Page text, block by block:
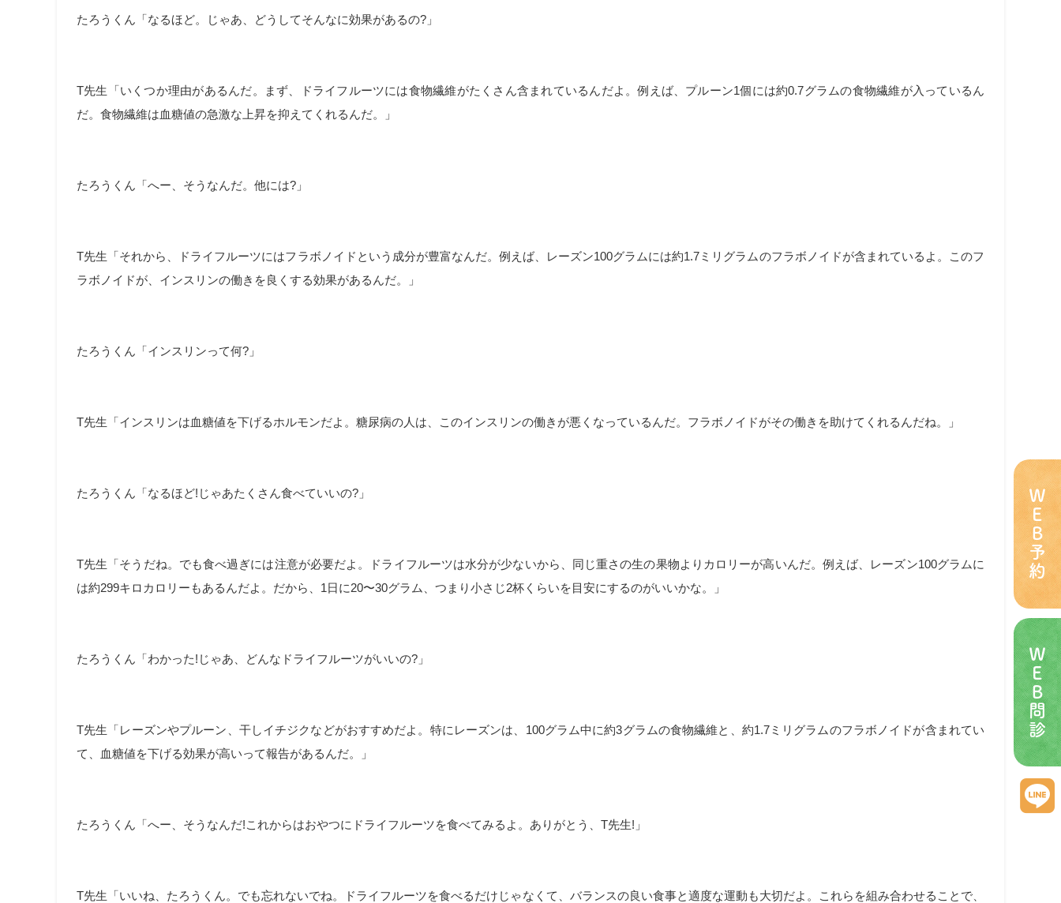
ＷＥＢ予約
ＷＥＢ問診
たろうくん「なるほど。じゃあ、どうしてそんなに効果があるの?」
T先生「いくつか理由があるんだ。まず、ドライフルーツには食物繊維がたくさん含まれているんだよ。例えば、プルーン1個には約0.7グラムの食物繊維が入っているん
だ。食物繊維は血糖値の急激な上昇を抑えてくれるんだ。」
たろうくん「へー、そうなんだ。他には?」
T先生「それから、ドライフルーツにはフラボノイドという成分が豊富なんだ。例えば、レーズン100グラムには約1.7ミリグラムのフラボノイドが含まれているよ。このフ
ラボノイドが、インスリンの働きを良くする効果があるんだ。」
たろうくん「インスリンって何?」
T先生「インスリンは血糖値を下げるホルモンだよ。糖尿病の人は、このインスリンの働きが悪くなっているんだ。フラボノイドがその働きを助けてくれるんだね。」
たろうくん「なるほど!じゃあたくさん食べていいの?」
T先生「そうだね。でも食べ過ぎには注意が必要だよ。ドライフルーツは水分が少ないから、同じ重さの生の果物よりカロリーが高いんだ。例えば、レーズン100グラムに
は約299キロカロリーもあるんだよ。だから、1日に20〜30グラム、つまり小さじ2杯くらいを目安にするのがいいかな。」
たろうくん「わかった!じゃあ、どんなドライフルーツがいいの?」
T先生「レーズンやプルーン、干しイチジクなどがおすすめだよ。特にレーズンは、100グラム中に約3グラムの食物繊維と、約1.7ミリグラムのフラボノイドが含まれてい
て、血糖値を下げる効果が高いって報告があるんだ。」
たろうくん「へー、そうなんだ!これからはおやつにドライフルーツを食べてみるよ。ありがとう、T先生!」
T先生「いいね、たろうくん。でも忘れないでね。ドライフルーツを食べるだけじゃなくて、バランスの良い食事と適度な運動も大切だよ。これらを組み合わせることで、